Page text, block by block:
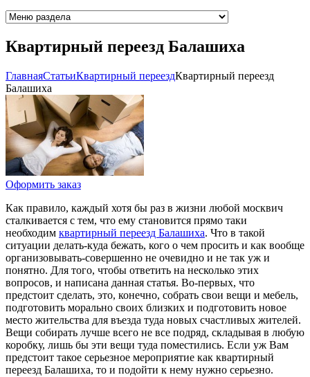
Квартирный переезд Балашиха
ГлавнаяCтатьиКвартирный переездКвартирный переезд
Балашиха
Оформить заказ
Как правило, каждый хотя бы раз в жизни любой москвич
сталкивается с тем, что ему становится прямо таки
необходим квартирный переезд Балашиха. Что в такой
ситуации делать-куда бежать, кого о чем просить и как вообще
организовывать-совершенно не очевидно и не так уж и
понятно. Для того, чтобы ответить на несколько этих
вопросов, и написана данная статья. Во-первых, что
предстоит сделать, это, конечно, собрать свои вещи и мебель,
подготовить морально своих близких и подготовить новое
место жительства для въезда туда новых счастливых жителей.
Вещи собирать лучше всего не все подряд, складывая в любую
коробку, лишь бы эти вещи туда поместились. Если уж Вам
предстоит такое серьезное мероприятие как квартирный
переезд Балашиха, то и подойти к нему нужно серьезно.